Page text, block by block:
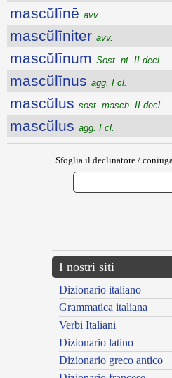
mascŭlīnē avv.
mascŭlīniter avv.
mascŭlīnum Sost. nt. II decl.
mascŭlīnus agg. I cl.
mascŭlus sost. masch. II decl.
mascŭlus agg. I cl.
Sfoglia il declinatore /
I nostri siti
Dizionario italiano
Grammatica italiana
Verbi Italiani
Dizionario latino
Dizionario greco antico